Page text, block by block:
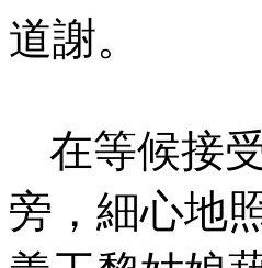
道謝。
在等候接
旁，細心地